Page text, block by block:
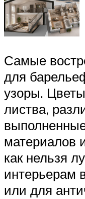
Самые
для
узоры.
листва,
материалов
как нельзя
интерьерам
или для